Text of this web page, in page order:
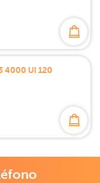
4000 UI 120